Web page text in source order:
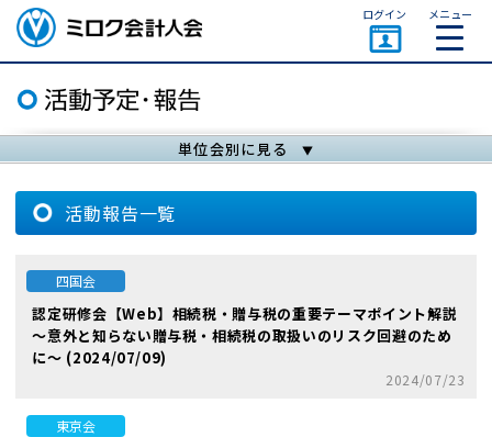
ミロク会計人会 MIROKU
ACCOUNTING PERSON
ASSOCIATION
ログイン メニュー
単位会別に見る
活動報告一覧
四国会
認定研修会【Web】相続税・贈与税の重要テーマポイント解説
～意外と知らない贈与税・相続税の取扱いのリスク回避のため
に～ (2024/07/09)
2024/07/23
東京会